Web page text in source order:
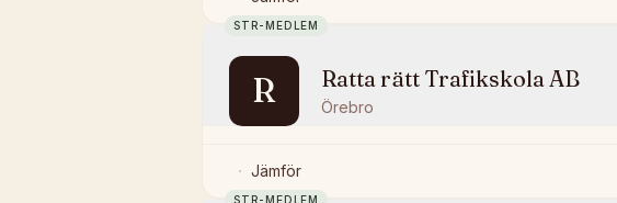
STR-MEDLEM
R Ratta rätt Trafikskola AB
Örebro
Jämför
STR-MEDLEM